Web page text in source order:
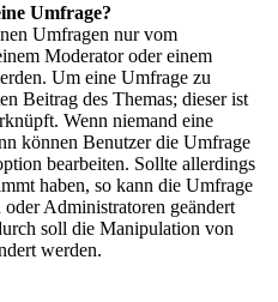
Umfrage?
Umfragen nur vom
Moderator oder einem
Um eine Umfrage zu
Beitrag des Themas; dieser ist
Wenn niemand eine
können Benutzer die Umfrage
bearbeiten. Sollte allerdings
haben, so kann die Umfrage
Administratoren geändert
soll die Manipulation von
werden.